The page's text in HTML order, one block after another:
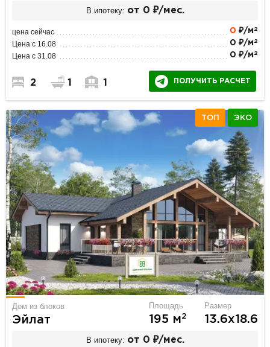
В ипотеку: от 0 ₽/мес.
цена сейчас 0 ₽/м 2
Цена с 16.08 0 ₽/м 2
Цена с 31.08 0 ₽/м 2
2 1 1 ПОЛУЧИТЬ РАСЧЕТ
ТОП ЭКО
Дом из блоков
Эйлат
Площадь
195 м2
Размер
13.6х18.6
В ипотеку: от 0 ₽/мес.